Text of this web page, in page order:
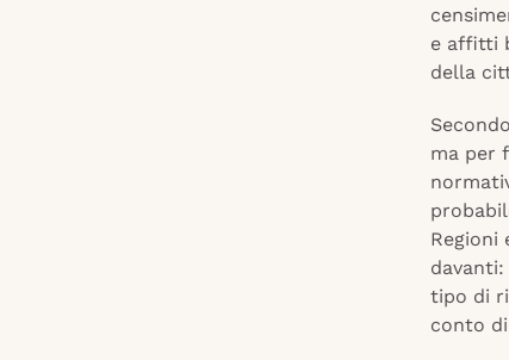
e affitti
della
ma per
Regioni
tipo di
conto